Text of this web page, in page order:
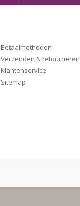
Betaalmethoden
Verzenden & retourneren
Klantenservice
Sitemap